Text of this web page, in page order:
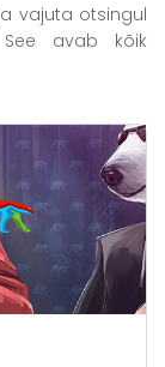
vajuta otsingul
See avab kõik